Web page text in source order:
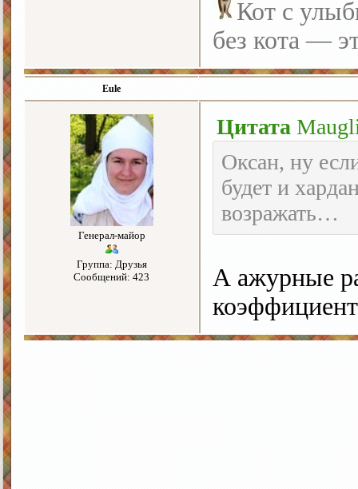
Кот с
без кота —
Eule
Генерал-майор
Группа: Друзья
Сообщений: 423
Цитата
Оксан, ну
будет и
возражать…
А ажурные